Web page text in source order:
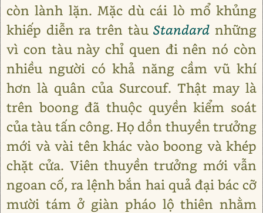
còn lành lặn. Mặc dù cái lò mổ khủng
khiếp diễn ra trên tàuStandard những
vì con tàu này chỉ quen đi nên nó còn
nhiều người có khả năng cầm vũ khí
hơn là quân của Surcouf. Thật may là
trên boong đã thuộc quyền kiểm soát
của tàu tấn công. Họ dồn thuyền trưởng
mới và vài tên khác vào boong và khép
chặt cửa. Viên thuyền trưởng mới vẫn
ngoan cố, ra lệnh bắn hai quả đại bác cỡ
mười tám ở giàn pháo lộ thiên nhằm